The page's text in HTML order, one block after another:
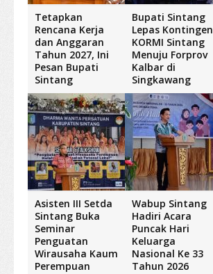
Tetapkan
Rencana Kerja
dan Anggaran
Tahun 2027, Ini
Pesan Bupati
Sintang
Bupati Sintang
Lepas Kontingen
KORMI Sintang
Menuju Forprov
Kalbar di
Singkawang
Asisten III Setda
Sintang Buka
Seminar
Penguatan
Wirausaha Kaum
Perempuan
Wabup Sintang
Hadiri Acara
Puncak Hari
Keluarga
Nasional Ke 33
Tahun 2026